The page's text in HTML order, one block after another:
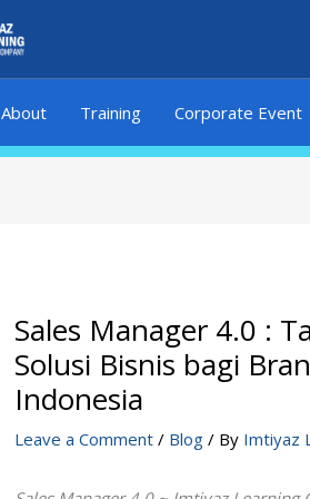
About Training Corporate Event
Sales Manager 4.0 :
Solusi Bisnis bagi
Indonesia
Leave a Comment / Blog / By Imtiyaz